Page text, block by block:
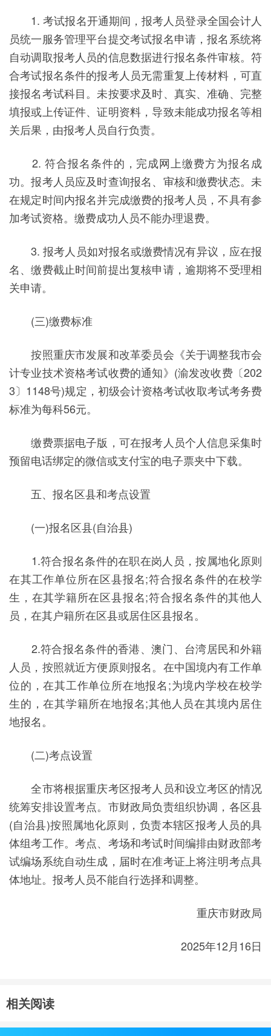
1. 考试报名开通期间，报考人员登录全国会计人
员统一服务管理平台提交考试报名申请，报名系统将
自动调取报考人员的信息数据进行报名条件审核。符
合考试报名条件的报考人员无需重复上传材料，可直
接报名考试科目。未按要求及时、真实、准确、完整
填报或上传证件、证明资料，导致未能成功报名等相
关后果，由报考人员自行负责。
2. 符合报名条件的，完成网上缴费方为报名成
功。报考人员应及时查询报名、审核和缴费状态。未
在规定时间内报名并完成缴费的报考人员，不具有参
加考试资格。缴费成功人员不能办理退费。
3. 报考人员如对报名或缴费情况有异议，应在报
名、缴费截止时间前提出复核申请，逾期将不受理相
关申请。
(三)缴费标准
按照重庆市发展和改革委员会《关于调整我市会
计专业技术资格考试收费的通知》(渝发改收费〔202
3〕1148号)规定，初级会计资格考试收取考试考务费
标准为每科56元。
缴费票据电子版，可在报考人员个人信息采集时
预留电话绑定的微信或支付宝的电子票夹中下载。
五、报名区县和考点设置
(一)报名区县(自治县)
1.符合报名条件的在职在岗人员，按属地化原则
在其工作单位所在区县报名;符合报名条件的在校学
生，在其学籍所在区县报名;符合报名条件的其他人
员，在其户籍所在区县或居住区县报名。
2.符合报名条件的香港、澳门、台湾居民和外籍
人员，按照就近方便原则报名。在中国境内有工作单
位的，在其工作单位所在地报名;为境内学校在校学
生的，在其学籍所在地报名;其他人员在其境内居住
地报名。
(二)考点设置
全市将根据重庆考区报考人员和设立考区的情况
统筹安排设置考点。市财政局负责组织协调，各区县
(自治县)按照属地化原则，负责本辖区报考人员的具
体组考工作。考点、考场和考试时间编排由财政部考
试编场系统自动生成，届时在准考证上将注明考点具
体地址。报考人员不能自行选择和调整。
重庆市财政局
2025年12月16日
相关阅读